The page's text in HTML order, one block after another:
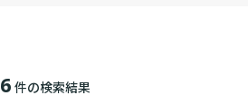
6 件の検索結果